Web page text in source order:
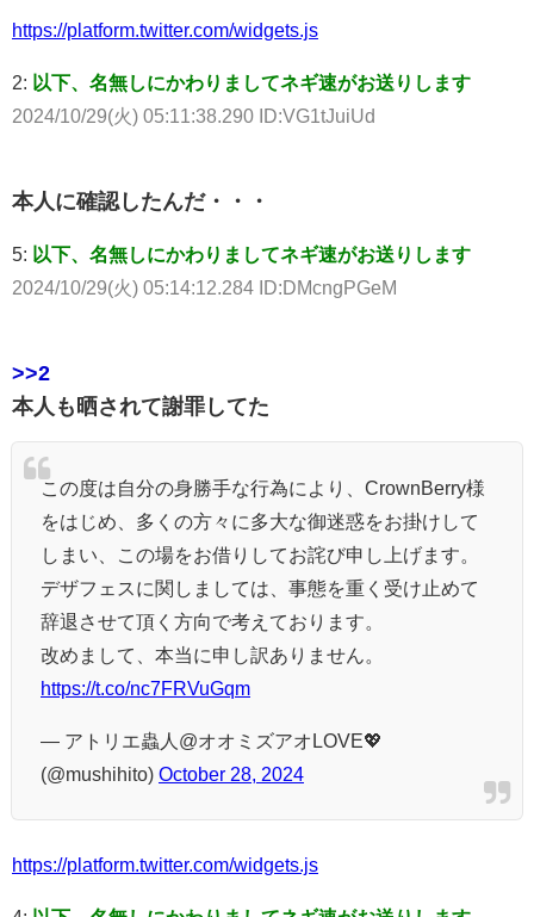
https://platform.twitter.com/widgets.js
2: 以下、名無しにかわりましてネギ速がお送りします
2024/10/29(火) 05:11:38.290 ID:VG1tJuiUd
本人に確認したんだ・・・
5: 以下、名無しにかわりましてネギ速がお送りします
2024/10/29(火) 05:14:12.284 ID:DMcngPGeM
>>2
本人も晒されて謝罪してた
この度は自分の身勝手な行為により、CrownBerry様
をはじめ、多くの方々に多大な御迷惑をお掛けして
しまい、この場をお借りしてお詫び申し上げます。
デザフェスに関しましては、事態を重く受け止めて
辞退させて頂く方向で考えております。
改めまして、本当に申し訳ありません。
https://t.co/nc7FRVuGqm
— アトリエ蟲人@オオミズアオLOVE💖
(@mushihito) October 28, 2024
https://platform.twitter.com/widgets.js